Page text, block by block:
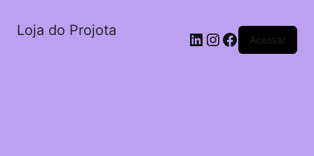
Loja do Projota LinkedIn
Instagram
Facebook
Acessar